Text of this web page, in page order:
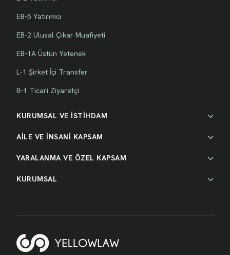
EB-5 Yatırımcı
EB-2 Ulusal Çıkar Muafiyeti
EB-1A Üstün Yetenek
L-1 Şirket İçi Transfer
B-1 Ticari Ziyaretçi
KURUMSAL VE İSTİHDAM
AİLE VE İNSANİ KAPSAM
YARALANMA VE ÖZEL KAPSAM
KURUMSAL